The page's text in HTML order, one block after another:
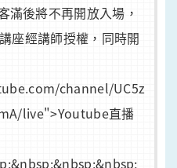
滿後將不再開放入場，
座經講師授權，同時開
channel/UC5z
live">Youtube直播